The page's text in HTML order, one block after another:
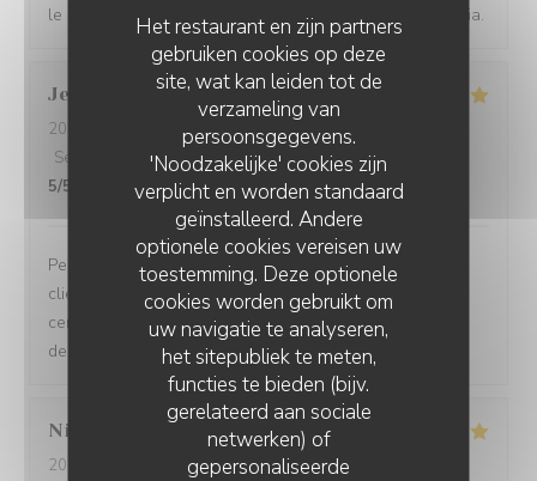
Het restaurant en zijn partners
gebruiken cookies op deze
site, wat kan leiden tot de
verzameling van
persoonsgegevens.
'Noodzakelijke' cookies zijn
verplicht en worden standaard
geïnstalleerd. Andere
optionele cookies vereisen uw
toestemming. Deze optionele
cookies worden gebruikt om
uw navigatie te analyseren,
het sitepubliek te meten,
functies te bieden (bijv.
gerelateerd aan sociale
netwerken) of
gepersonaliseerde
le service tres souriant (sincere) et serviable. Merci Sonia.
Jean Jacques B
2026-08-05
- 12:30 - Gasten 2
Service
Atmosfeer: 5/5 Keuken: 5/5 Kwaliteit / Prijs
5/5
Personnels très compétents service très à l’écoute des
clients on se sent pas du tout oppressé comme dans
certains restaurants et le menu très bon de l’entrée au
dessert
Nicole
2026-08-05 - 12:15 - Gasten 3